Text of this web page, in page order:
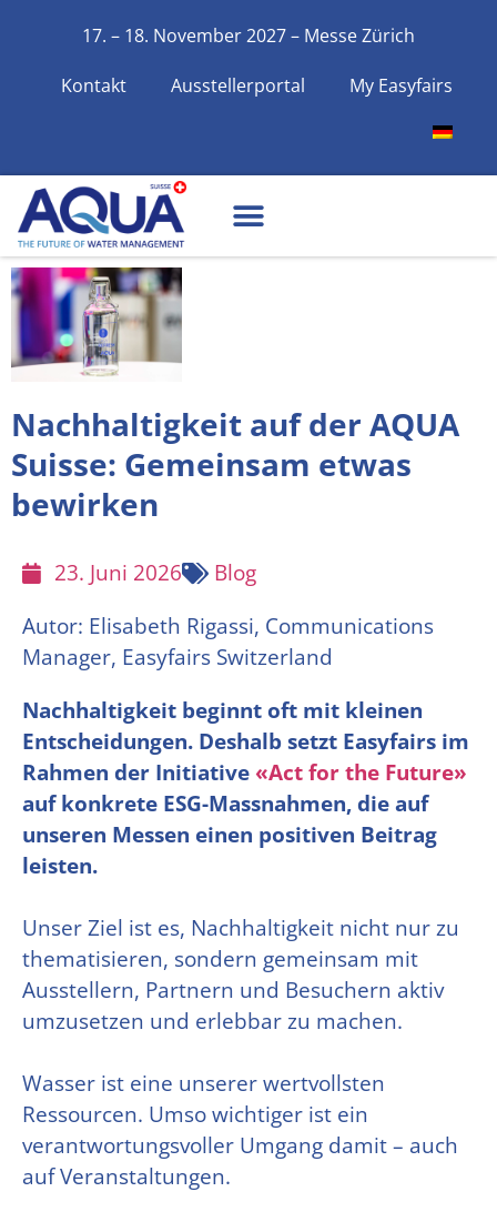
17. – 18. November 2027 – Messe Zürich
Kontakt Ausstellerportal My Easyfairs
Nachhaltigkeit auf der AQUA
Suisse: Gemeinsam etwas
bewirken
23. Juni 2026
Blog
Autor: Elisabeth Rigassi, Communications
Manager, Easyfairs Switzerland
Nachhaltigkeit beginnt oft mit kleinen
Entscheidungen. Deshalb setzt Easyfairs im
Rahmen der Initiative«Act for the Future»
auf konkrete ESG-Massnahmen, die auf
unseren Messen einen positiven Beitrag
leisten.
Unser Ziel ist es, Nachhaltigkeit nicht nur zu
thematisieren, sondern gemeinsam mit
Ausstellern, Partnern und Besuchern aktiv
umzusetzen und erlebbar zu machen.
Wasser ist eine unserer wertvollsten
Ressourcen. Umso wichtiger ist ein
verantwortungsvoller Umgang damit – auch
auf Veranstaltungen.